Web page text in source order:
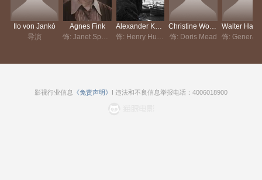
Ilo von Jankó
导演
Agnes Fink
饰: Doris Mead
影视行业信息 《免责声明》 I 违法和不良信息举报电话：4006018900